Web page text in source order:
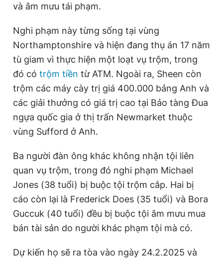
và âm mưu tái phạm.
Nghi phạm này từng sống tại vùng
Northamptonshire và hiện đang thụ án 17 năm
tù giam vì thực hiện một loạt vụ trộm, trong
đó có trộm tiền từ ATM. Ngoài ra, Sheen còn
trộm các máy cày trị giá 400.000 bảng Anh và
các giải thưởng có giá trị cao tại Bảo tàng Đua
ngựa quốc gia ở thị trấn Newmarket thuộc
vùng Sufford ở Anh.
Ba người đàn ông khác không nhận tội liên
quan vụ trộm, trong đó nghi phạm Michael
Jones (38 tuổi) bị buộc tội trộm cắp. Hai bị
cáo còn lại là Frederick Does (35 tuổi) và Bora
Guccuk (40 tuổi) đều bị buộc tội âm mưu mua
bán tài sản do người khác phạm tội mà có.
Dự kiến họ sẽ ra tòa vào ngày 24.2.2025 và